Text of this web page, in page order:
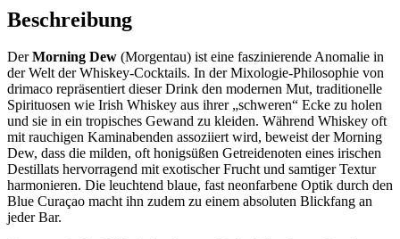
Beschreibung
DerMorning Dew (Morgentau) ist eine faszinierende Anomalie in
der Welt der Whiskey-Cocktails. In der Mixologie-Philosophie von
drimaco repräsentiert dieser Drink den modernen Mut, traditionelle
Spirituosen wie Irish Whiskey aus ihrer „schweren“ Ecke zu holen
und sie in ein tropisches Gewand zu kleiden. Während Whiskey oft
mit rauchigen Kaminabenden assoziiert wird, beweist der Morning
Dew, dass die milden, oft honigsüßen Getreidenoten eines irischen
Destillats hervorragend mit exotischer Frucht und samtiger Textur
harmonieren. Die leuchtend blaue, fast neonfarbene Optik durch den
Blue Curaçao macht ihn zudem zu einem absoluten Blickfang an
jeder Bar.